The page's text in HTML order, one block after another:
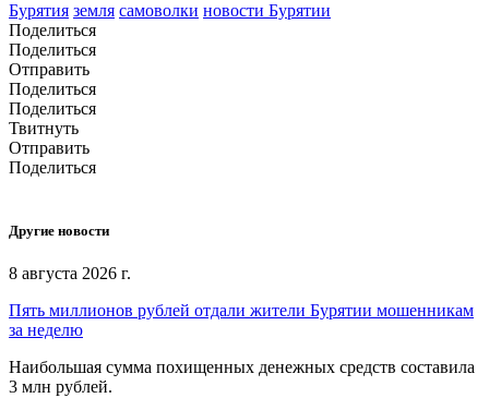
Бурятия земля самоволки новости Бурятии
Поделиться
Поделиться
Отправить
Поделиться
Поделиться
Твитнуть
Отправить
Поделиться
Другие новости
8 августа 2026 г.
Пять миллионов рублей отдали жители Бурятии мошенникам
за неделю
Наибольшая сумма похищенных денежных средств составила
3 млн рублей.